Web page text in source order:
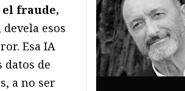
el fraude,
devela esos
Esa IA
de
a no ser